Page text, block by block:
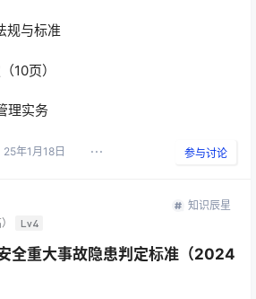
规与标准
10页）
理实务
25年1月18日 参与讨论
Lv4
知识辰星
全重大事故隐患判定标准（2024